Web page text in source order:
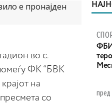
во с.
ФК “БВК
на
со
ФБИ
пред